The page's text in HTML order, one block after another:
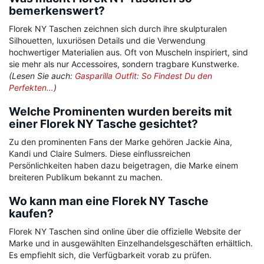
bemerkenswert?
Florek NY Taschen zeichnen sich durch ihre skulpturalen
Silhouetten, luxuriösen Details und die Verwendung
hochwertiger Materialien aus. Oft von Muscheln inspiriert, sind
sie mehr als nur Accessoires, sondern tragbare Kunstwerke.
(Lesen Sie auch: Gasparilla Outfit: So Findest Du den
Perfekten…)
Welche Prominenten wurden bereits mit
einer Florek NY Tasche gesichtet?
Zu den prominenten Fans der Marke gehören Jackie Aina,
Kandi und Claire Sulmers. Diese einflussreichen
Persönlichkeiten haben dazu beigetragen, die Marke einem
breiteren Publikum bekannt zu machen.
Wo kann man eine Florek NY Tasche
kaufen?
Florek NY Taschen sind online über die offizielle Website der
Marke und in ausgewählten Einzelhandelsgeschäften erhältlich.
Es empfiehlt sich, die Verfügbarkeit vorab zu prüfen.